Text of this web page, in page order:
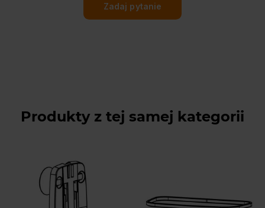
Zadaj pytanie
Produkty z tej samej kategorii